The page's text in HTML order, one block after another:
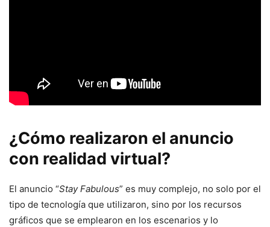
¿Cómo realizaron el anuncio
con realidad virtual?
El anuncio “Stay Fabulous” es muy complejo, no solo por el
tipo de tecnología que utilizaron, sino por los recursos
gráficos que se emplearon en los escenarios y lo